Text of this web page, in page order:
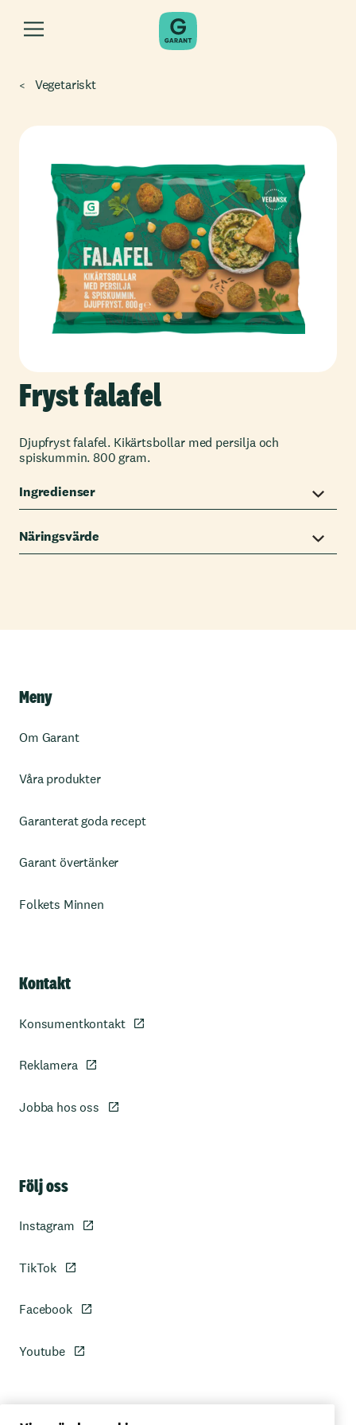
Vegetariskt
Fryst falafel
Djupfryst falafel. Kikärtsbollar med persilja och
spiskummin. 800 gram.
Ingredienser
Näringsvärde
Meny
Om Garant
Våra produkter
Garanterat goda recept
Garant övertänker
Folkets Minnen
Kontakt
Konsumentkontakt
Reklamera
Jobba hos oss
Följ oss
Instagram
TikTok
Facebook
Youtube